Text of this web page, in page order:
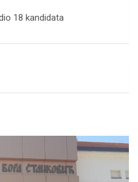
18 kandidata